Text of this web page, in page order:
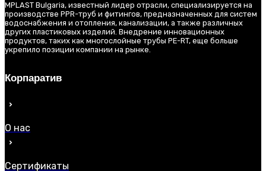
MPLAST Bulgaria, известный лидер отрасли, специализируется на
производстве PPR-труб и фитингов, предназначенных для систем
водоснабжения и отопления, канализации, а также различных
других пластиковых изделий. Внедрение инновационных
продуктов, таких как многослойные трубы PE-RT, еще больше
укрепило позиции компании на рынке.
Корпаратив
О нас
Сертификаты